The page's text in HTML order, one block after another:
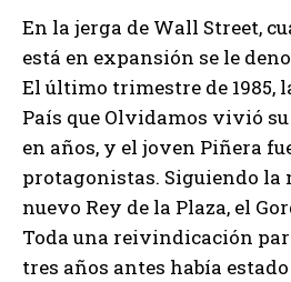
En la jerga de Wall Street,
está en expansión se le
El último trimestre de 1985,
País que Olvidamos vivió
en años, y el joven Piñera
protagonistas. Siguiendo la
nuevo Rey de la Plaza, el
Toda una reivindicación
tres años antes había